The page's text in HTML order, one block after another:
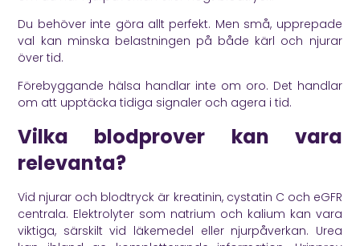
Du behöver inte göra allt perfekt. Men små, upprepade
val kan minska belastningen på både kärl och njurar
över tid.
Förebyggande hälsa handlar inte om oro. Det handlar
om att upptäcka tidiga signaler och agera i tid.
Vilka blodprover kan vara
relevanta?
Vid njurar och blodtryck är kreatinin, cystatin C och eGFR
centrala. Elektrolyter som natrium och kalium kan vara
viktiga, särskilt vid läkemedel eller njurpåverkan. Urea